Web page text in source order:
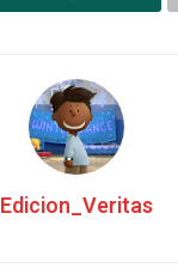
Edicion_Veritas